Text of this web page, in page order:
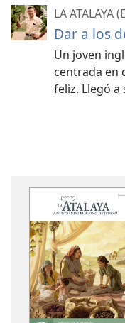
LA ATALAYA
Dar a los
Un joven
centrada en
feliz. Llegó a